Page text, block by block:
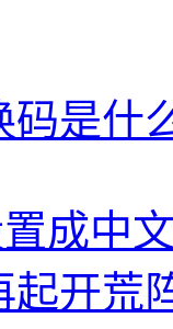
码是什
成中
起开荒